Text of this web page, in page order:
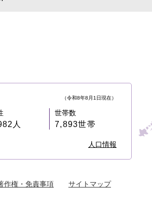
（令和8年8月1日現在）
人
世帯数
7,893世帯
人口情報
作権・免責事項 サイトマップ